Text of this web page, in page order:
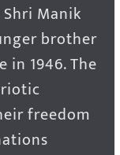
Manik
brother
in 1946. The
freedom